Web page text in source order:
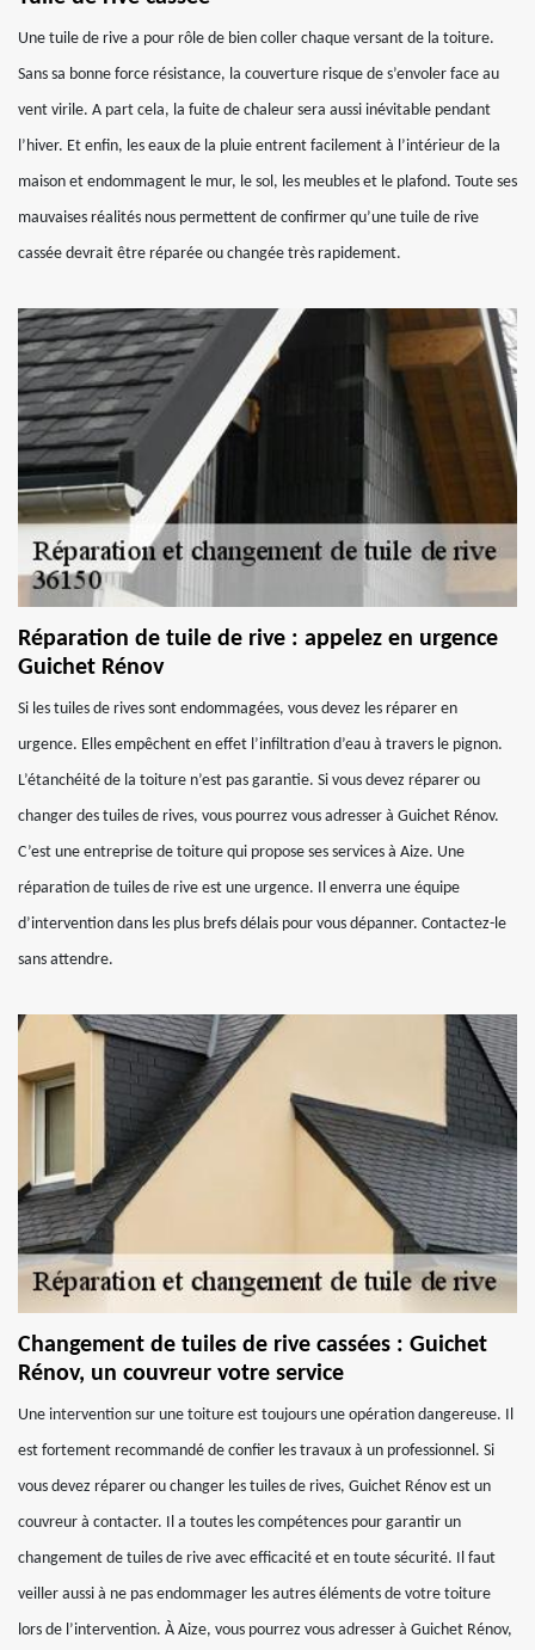
Une tuile de rive a pour rôle de bien coller chaque versant de la toiture.
Sans sa bonne force résistance, la couverture risque de s’envoler face au
vent virile. A part cela, la fuite de chaleur sera aussi inévitable pendant
l’hiver. Et enfin, les eaux de la pluie entrent facilement à l’intérieur de la
maison et endommagent le mur, le sol, les meubles et le plafond. Toute ses
mauvaises réalités nous permettent de confirmer qu’une tuile de rive
cassée devrait être réparée ou changée très rapidement.
Réparation de tuile de rive : appelez en urgence
Guichet Rénov
Si les tuiles de rives sont endommagées, vous devez les réparer en
urgence. Elles empêchent en effet l’infiltration d’eau à travers le pignon.
L’étanchéité de la toiture n’est pas garantie. Si vous devez réparer ou
changer des tuiles de rives, vous pourrez vous adresser à Guichet Rénov.
C’est une entreprise de toiture qui propose ses services à Aize. Une
réparation de tuiles de rive est une urgence. Il enverra une équipe
d’intervention dans les plus brefs délais pour vous dépanner. Contactez-le
sans attendre.
Changement de tuiles de rive cassées : Guichet
Rénov, un couvreur votre service
Une intervention sur une toiture est toujours une opération dangereuse. Il
est fortement recommandé de confier les travaux à un professionnel. Si
vous devez réparer ou changer les tuiles de rives, Guichet Rénov est un
couvreur à contacter. Il a toutes les compétences pour garantir un
changement de tuiles de rive avec efficacité et en toute sécurité. Il faut
veiller aussi à ne pas endommager les autres éléments de votre toiture
lors de l’intervention. À Aize, vous pourrez vous adresser à Guichet Rénov,